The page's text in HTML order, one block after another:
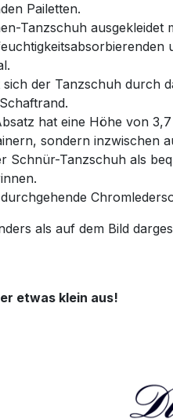
Pailetten.
Tanzschuh ausgekleidet
der Tanzschuh durch
hat eine Höhe von
sondern inzwischen
Schnür-Tanzschuh als
als auf dem Bild
etwas klein aus!